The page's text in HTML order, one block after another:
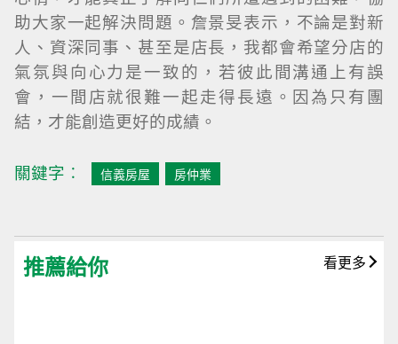
助大家一起解決問題。詹景旻表示，不論是對新
人、資深同事、甚至是店長，我都會希望分店的
氣氛與向心力是一致的，若彼此間溝通上有誤
會，一間店就很難一起走得長遠。因為只有團
結，才能創造更好的成績。
關鍵字︰ 信義房屋 房仲業
推薦給你 看更多